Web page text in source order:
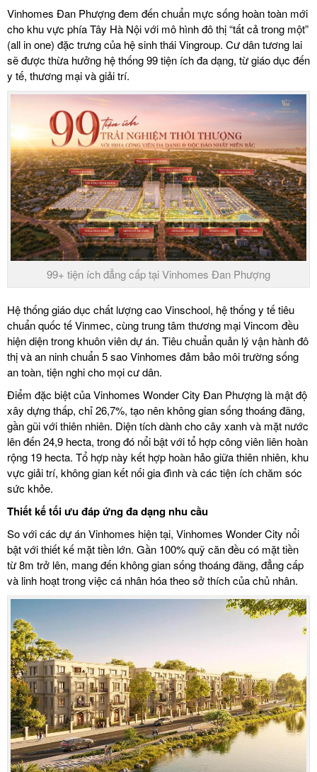
Vinhomes Đan Phượng đem đến chuẩn mực sống hoàn toàn mới
cho khu vực phía Tây Hà Nội với mô hình đô thị “tất cả trong một”
(all in one) đặc trưng của hệ sinh thái Vingroup. Cư dân tương lai
sẽ được thừa hưởng hệ thống 99 tiện ích đa dạng, từ giáo dục đến
y tế, thương mại và giải trí.
99+ tiện ích đẳng cấp tại Vinhomes Đan Phượng
Hệ thống giáo dục chất lượng cao Vinschool, hệ thống y tế tiêu
chuẩn quốc tế Vinmec, cùng trung tâm thương mại Vincom đều
hiện diện trong khuôn viên dự án. Tiêu chuẩn quản lý vận hành đô
thị và an ninh chuẩn 5 sao Vinhomes đảm bảo môi trường sống
an toàn, tiện nghi cho mọi cư dân.
Điểm đặc biệt của Vinhomes Wonder City Đan Phượng là mật độ
xây dựng thấp, chỉ 26,7%, tạo nên không gian sống thoáng đãng,
gần gũi với thiên nhiên. Diện tích dành cho cây xanh và mặt nước
lên đến 24,9 hecta, trong đó nổi bật với tổ hợp công viên liên hoàn
rộng 19 hecta. Tổ hợp này kết hợp hoàn hảo giữa thiên nhiên, khu
vực giải trí, không gian kết nối gia đình và các tiện ích chăm sóc
sức khỏe.
Thiết kế tối ưu đáp ứng đa dạng nhu cầu
So với các dự ánVinhomes hiện tại, Vinhomes Wonder City nổi
bật với thiết kế mặt tiền lớn. Gần 100% quỹ căn đều có mặt tiền
từ 8m trở lên, mang đến không gian sống thoáng đãng, đẳng cấp
và linh hoạt trong việc cá nhân hóa theo sở thích của chủ nhân.